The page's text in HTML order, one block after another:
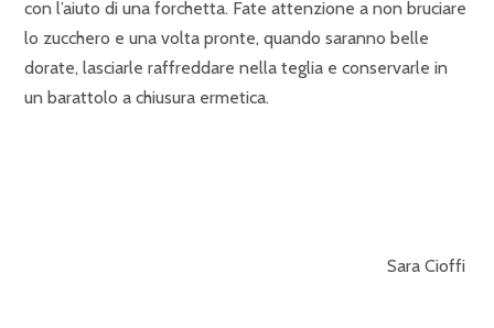
con l’aiuto di una forchetta. Fate attenzione a non bruciare
lo zucchero e una volta pronte, quando saranno belle
dorate, lasciarle raffreddare nella teglia e conservarle in
un barattolo a chiusura ermetica.
Sara Cioffi